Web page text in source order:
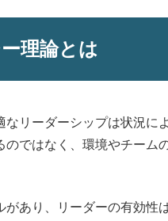
理論とは
なリーダーシップは状況に
のではなく、環境やチーム
あり、リーダーの有効性